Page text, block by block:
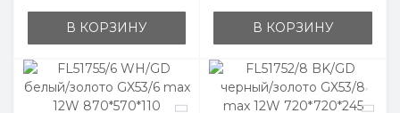
В КОРЗИНУ В КОРЗИНУ